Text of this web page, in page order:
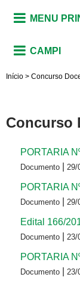
MENU
CAMPI
Início > Concurso
Concurso
PORTARIA
Documento 29/
PORTARIA
Documento 29/
Edital 166/
Documento 23/
PORTARIA
Documento 23/